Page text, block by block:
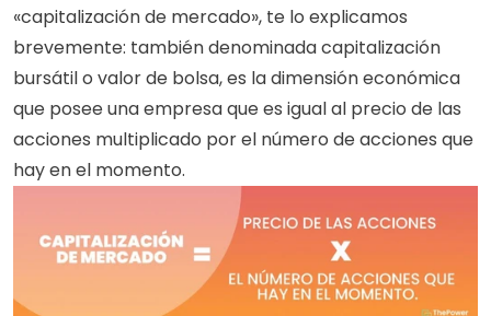
«capitalización de mercado», te lo explicamos
brevemente: también denominada capitalización
bursátil o valor de bolsa, es la dimensión económica
que posee una empresa que es igual al precio de las
acciones multiplicado por el número de acciones que
hay en el momento.